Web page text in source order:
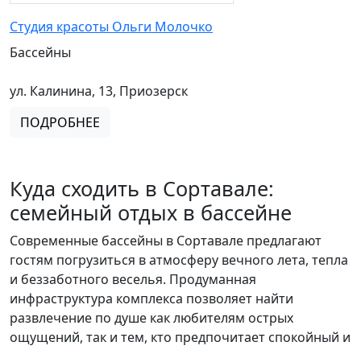
Студия красоты Ольги Молочко
Бассейны
ул. Калинина, 13, Приозерск
ПОДРОБНЕЕ
Куда сходить в Сортавале:
семейный отдых в бассейне
Современные бассейны в Сортавале предлагают
гостям погрузиться в атмосферу вечного лета, тепла
и беззаботного веселья. Продуманная
инфраструктура комплекса позволяет найти
развлечение по душе как любителям острых
ощущений, так и тем, кто предпочитает спокойный и